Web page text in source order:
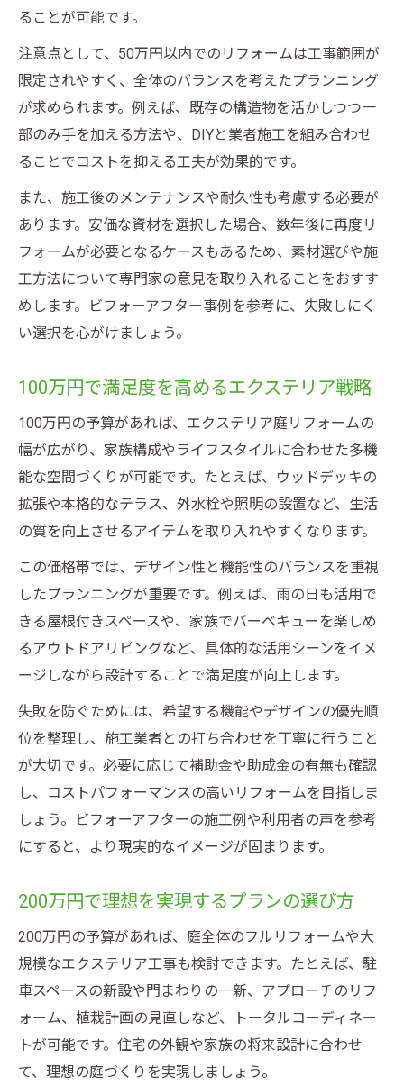
ることが可能です。
注意点として、50万円以内でのリフォームは工事範囲が
限定されやすく、全体のバランスを考えたプランニング
が求められます。例えば、既存の構造物を活かしつつ一
部のみ手を加える方法や、DIYと業者施工を組み合わせ
ることでコストを抑える工夫が効果的です。
また、施工後のメンテナンスや耐久性も考慮する必要が
あります。安価な資材を選択した場合、数年後に再度リ
フォームが必要となるケースもあるため、素材選びや施
工方法について専門家の意見を取り入れることをおすす
めします。ビフォーアフター事例を参考に、失敗しにく
い選択を心がけましょう。
100万円で満足度を高めるエクステリア戦略
100万円の予算があれば、エクステリア庭リフォームの
幅が広がり、家族構成やライフスタイルに合わせた多機
能な空間づくりが可能です。たとえば、ウッドデッキの
拡張や本格的なテラス、外水栓や照明の設置など、生活
の質を向上させるアイテムを取り入れやすくなります。
この価格帯では、デザイン性と機能性のバランスを重視
したプランニングが重要です。例えば、雨の日も活用で
きる屋根付きスペースや、家族でバーベキューを楽しめ
るアウトドアリビングなど、具体的な活用シーンをイメ
ージしながら設計することで満足度が向上します。
失敗を防ぐためには、希望する機能やデザインの優先順
位を整理し、施工業者との打ち合わせを丁寧に行うこと
が大切です。必要に応じて補助金や助成金の有無も確認
し、コストパフォーマンスの高いリフォームを目指しま
しょう。ビフォーアフターの施工例や利用者の声を参考
にすると、より現実的なイメージが固まります。
200万円で理想を実現するプランの選び方
200万円の予算があれば、庭全体のフルリフォームや大
規模なエクステリア工事も検討できます。たとえば、駐
車スペースの新設や門まわりの一新、アプローチのリフ
ォーム、植栽計画の見直しなど、トータルコーディネー
トが可能です。住宅の外観や家族の将来設計に合わせ
て、理想の庭づくりを実現しましょう。